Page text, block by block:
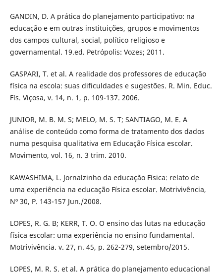
GANDIN, D. A prática do planejamento participativo: na
educação e em outras instituições, grupos e movimentos
dos campos cultural, social, político religioso e
governamental. 19.ed. Petrópolis: Vozes; 2011.
GASPARI, T. et al. A realidade dos professores de educação
física na escola: suas dificuldades e sugestões. R. Min. Educ.
Fís. Viçosa, v. 14, n. 1, p. 109-137. 2006.
JUNIOR, M. B. M. S; MELO, M. S. T; SANTIAGO, M. E. A
análise de conteúdo como forma de tratamento dos dados
numa pesquisa qualitativa em Educação Física escolar.
Movimento, vol. 16, n. 3 trim. 2010.
KAWASHIMA, L. Jornalzinho da educação Física: relato de
uma experiência na educação Física escolar. Motrivivência,
Nº 30, P. 143-157 Jun./2008.
LOPES, R. G. B; KERR, T. O. O ensino das lutas na educação
física escolar: uma experiência no ensino fundamental.
Motrivivência. v. 27, n. 45, p. 262-279, setembro/2015.
LOPES, M. R. S. et al. A prática do planejamento educacional